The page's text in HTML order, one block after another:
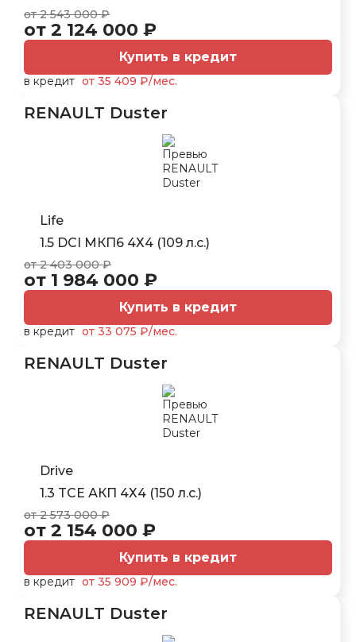
от 2 543 000 ₽
от 2 124 000 ₽
Купить в кредит
в кредит от 35 409 ₽/мес.
RENAULT Duster
Life
1.5 DCI МКП6 4Х4 (109 л.с.)
от 2 403 000 ₽
от 1 984 000 ₽
Купить в кредит
в кредит от 33 075 ₽/мес.
RENAULT Duster
Drive
1.3 TCE АКП 4Х4 (150 л.с.)
от 2 573 000 ₽
от 2 154 000 ₽
Купить в кредит
в кредит от 35 909 ₽/мес.
RENAULT Duster